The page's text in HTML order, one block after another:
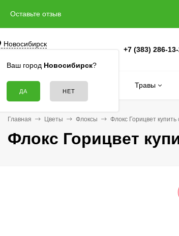
Оставьте отзыв
Новосибирск
Ваш город Новосибирск?
+7 (383) 286-
Хвойные Цветы Травы
Главная Цветы Флоксы Флокс Горицвет купить
Флокс Горицвет